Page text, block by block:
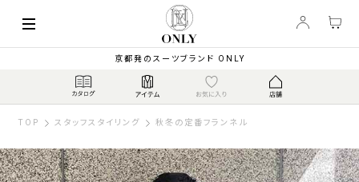
京都発のスーツブランド ONLY
TOP スタッフスタイリング 秋冬の定番フランネル